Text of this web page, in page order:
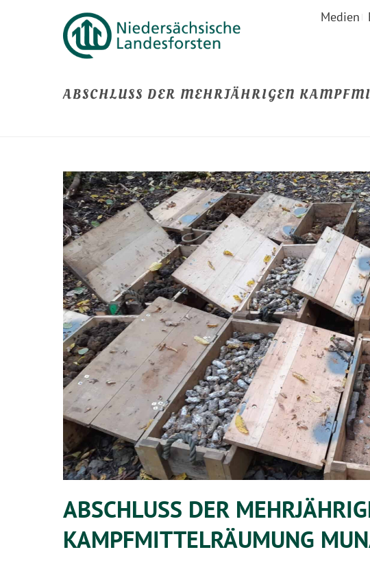
Medien
ABSCHLUSS DER MEHRJÄHRIGEN
ABSCHLUSS DER
KAMPFMITTELRÄUMUNG